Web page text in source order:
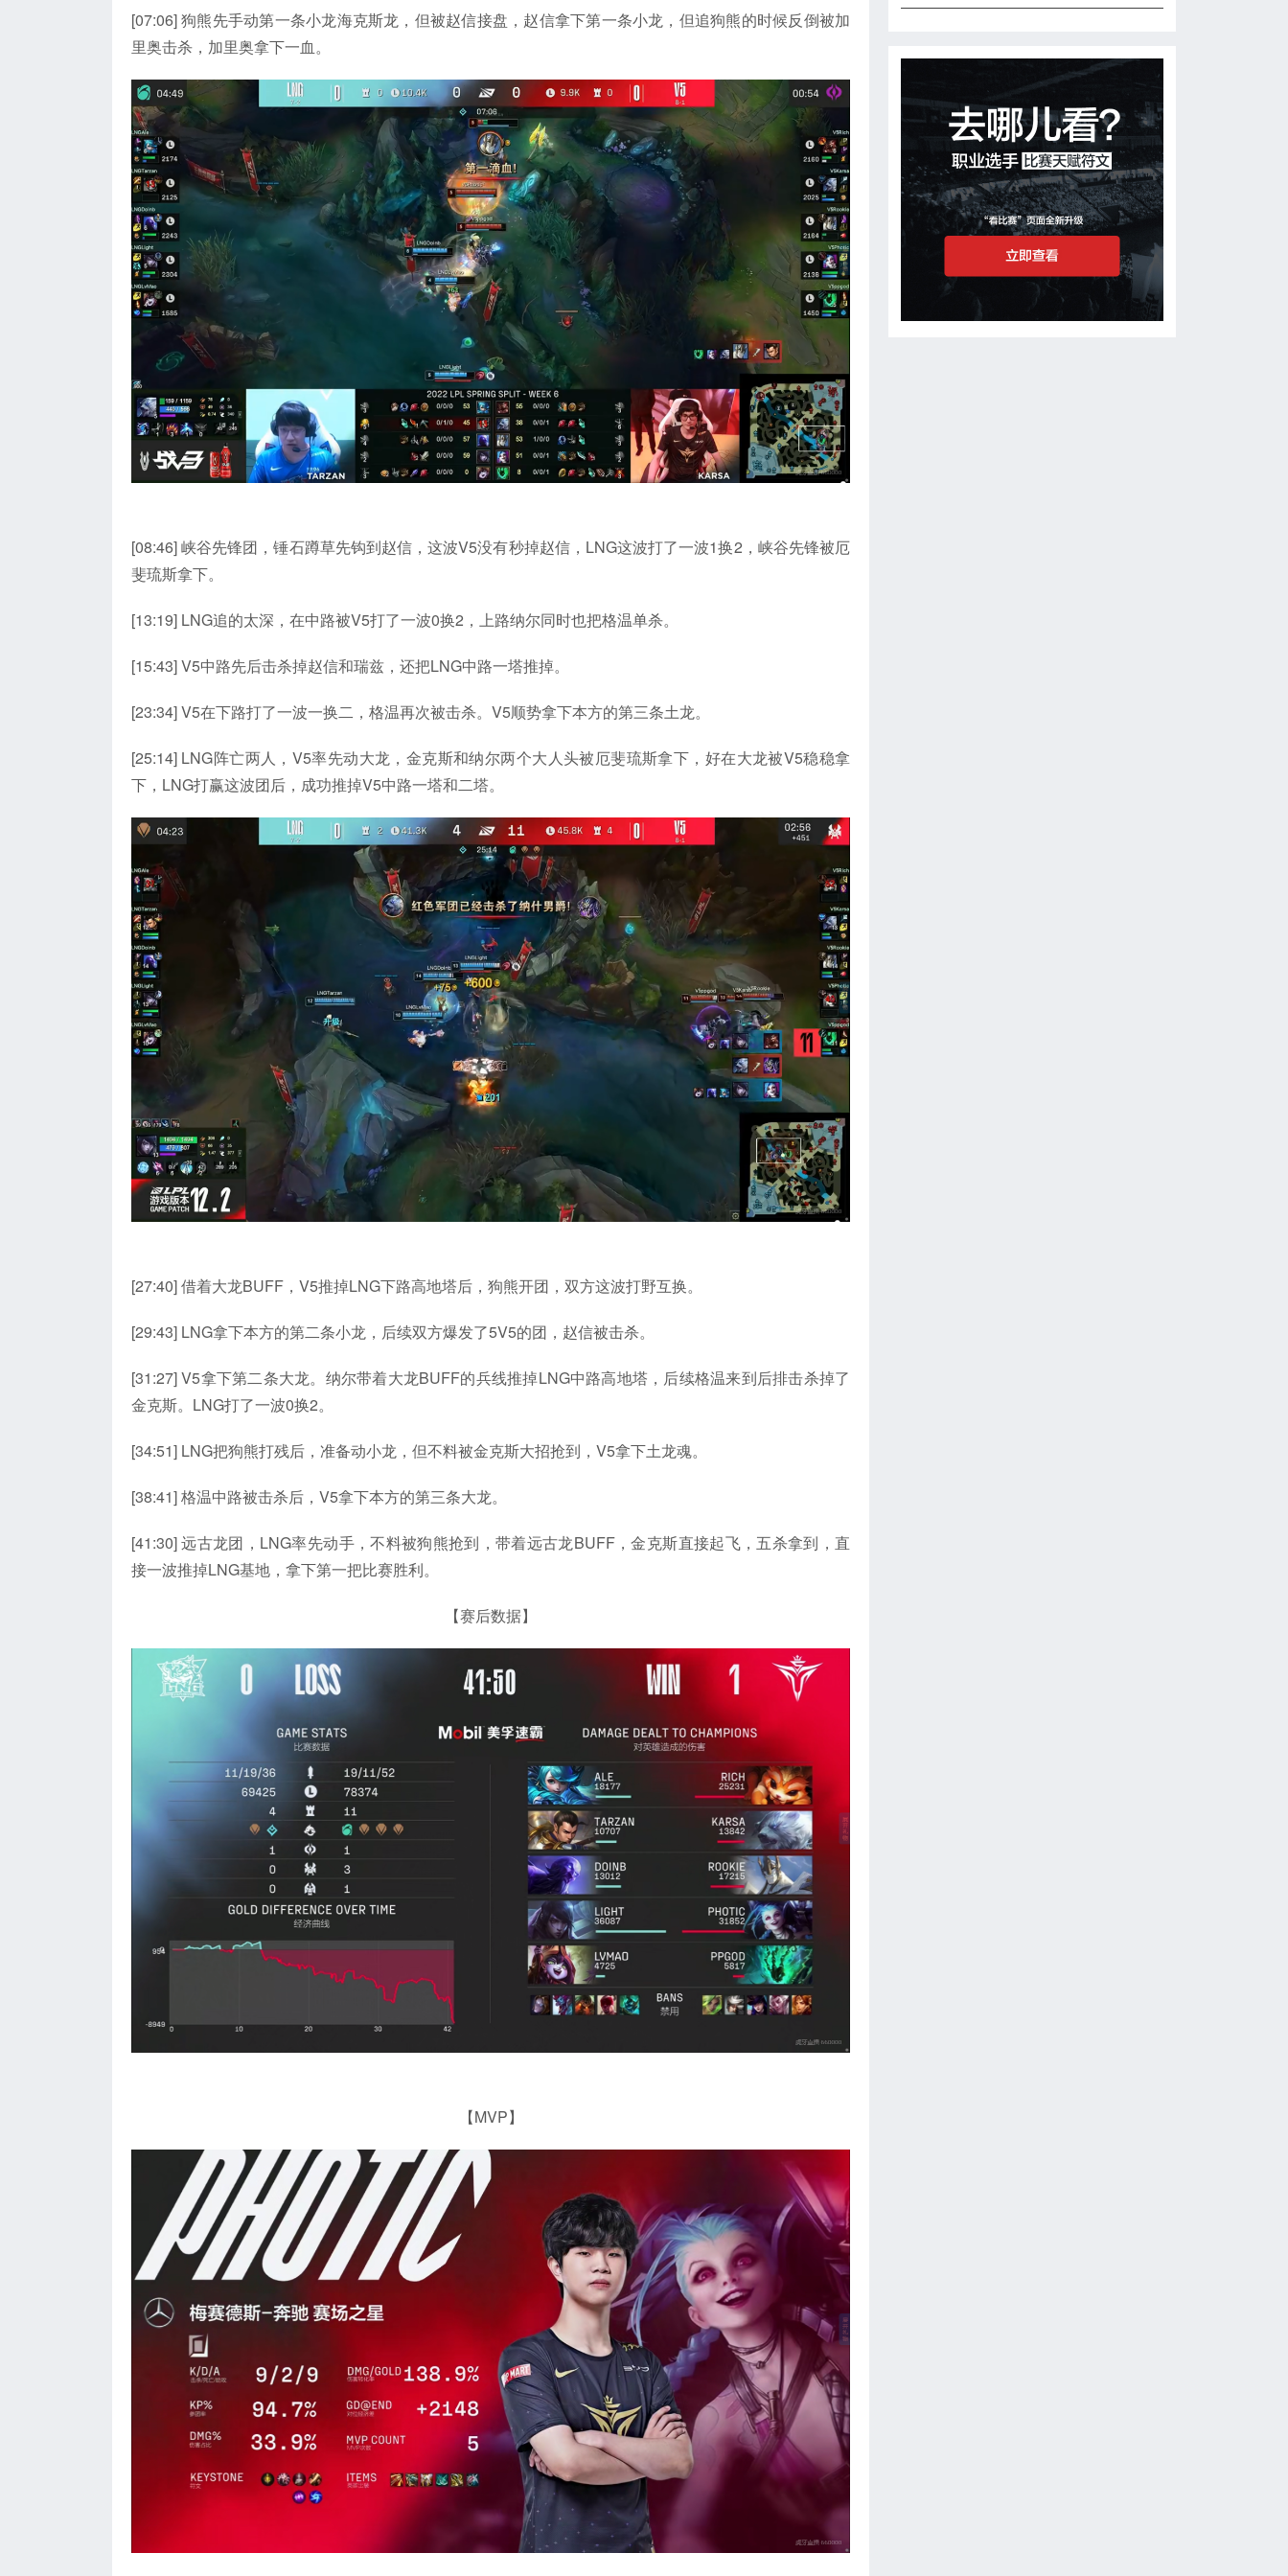
[07:06] 狗熊先手动第一条小龙海克斯龙，但被赵信接盘，赵信拿下第一条小龙，但追狗熊的时候反倒被加
里奥击杀，加里奥拿下一血。
[08:46] 峡谷先锋团，锤石蹲草先钩到赵信，这波V5没有秒掉赵信，LNG这波打了一波1换2，峡谷先锋被厄
斐琉斯拿下。
[13:19] LNG追的太深，在中路被V5打了一波0换2，上路纳尔同时也把格温单杀。
[15:43] V5中路先后击杀掉赵信和瑞兹，还把LNG中路一塔推掉。
[23:34] V5在下路打了一波一换二，格温再次被击杀。V5顺势拿下本方的第三条土龙。
[25:14] LNG阵亡两人，V5率先动大龙，金克斯和纳尔两个大人头被厄斐琉斯拿下，好在大龙被V5稳稳拿
下，LNG打赢这波团后，成功推掉V5中路一塔和二塔。
[27:40] 借着大龙BUFF，V5推掉LNG下路高地塔后，狗熊开团，双方这波打野互换。
[29:43] LNG拿下本方的第二条小龙，后续双方爆发了5V5的团，赵信被击杀。
[31:27] V5拿下第二条大龙。纳尔带着大龙BUFF的兵线推掉LNG中路高地塔，后续格温来到后排击杀掉了
金克斯。LNG打了一波0换2。
[34:51] LNG把狗熊打残后，准备动小龙，但不料被金克斯大招抢到，V5拿下土龙魂。
[38:41] 格温中路被击杀后，V5拿下本方的第三条大龙。
[41:30] 远古龙团，LNG率先动手，不料被狗熊抢到，带着远古龙BUFF，金克斯直接起飞，五杀拿到，直
接一波推掉LNG基地，拿下第一把比赛胜利。
【赛后数据】
【MVP】